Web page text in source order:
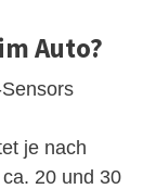
Auto?
je nach
20 und 30